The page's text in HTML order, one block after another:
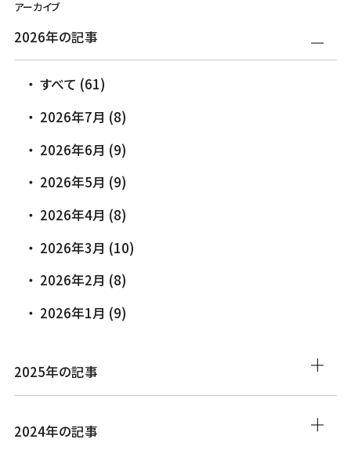
アーカイブ
2026年の記事
すべて (61)
2026年7月 (8)
2026年6月 (9)
2026年5月 (9)
2026年4月 (8)
2026年3月 (10)
2026年2月 (8)
2026年1月 (9)
2025年の記事
2024年の記事